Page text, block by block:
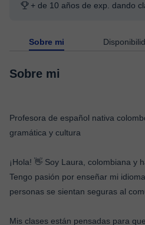
+ de 10 años de exp. dando
Sobre mi
Sobre mi
Profesora de español nativa
gramática y cultura
¡Hola! 👋 Soy Laura, colombiana y
Tengo pasión por enseñar mi
personas se sientan seguras al
Mis clases están pensadas para